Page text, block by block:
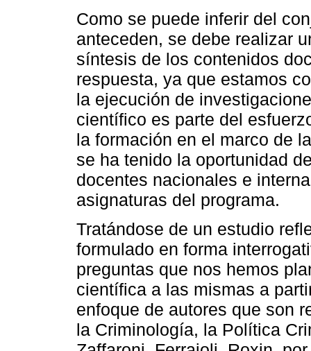
Como se puede inferir del
anteceden, se debe realizar
síntesis de los contenidos
respuesta, ya que estamos
la ejecución de
científico es parte del
la formación en el marco de
se ha tenido la oportunidad
docentes nacionales e
asignaturas del programa.
Tratándose de un estudio
formulado en forma
preguntas que nos hemos
científica a las mismas a
enfoque de autores que son
la Criminología, la Política